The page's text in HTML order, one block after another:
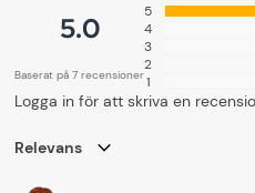
Den här produkten har inga
5.0
Baserat på 7 recensioner
5
4
3
2
1
Logga in för att skriva en
Relevans